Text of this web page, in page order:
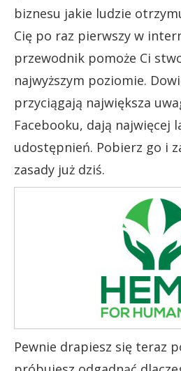
biznesu jakie ludzie
Cię po raz pierwszy w
przewodnik pomoże Ci
najwyższym poziomie.
przyciągają największa
Facebooku, dają najwięcej
udostępnień. Pobierz go i
zasady już dziś.
Pewnie drapiesz się teraz